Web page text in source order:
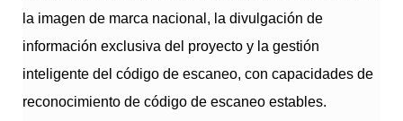
la imagen de marca nacional, la divulgación de
información exclusiva del proyecto y la gestión
inteligente del código de escaneo, con capacidades de
reconocimiento de código de escaneo estables.